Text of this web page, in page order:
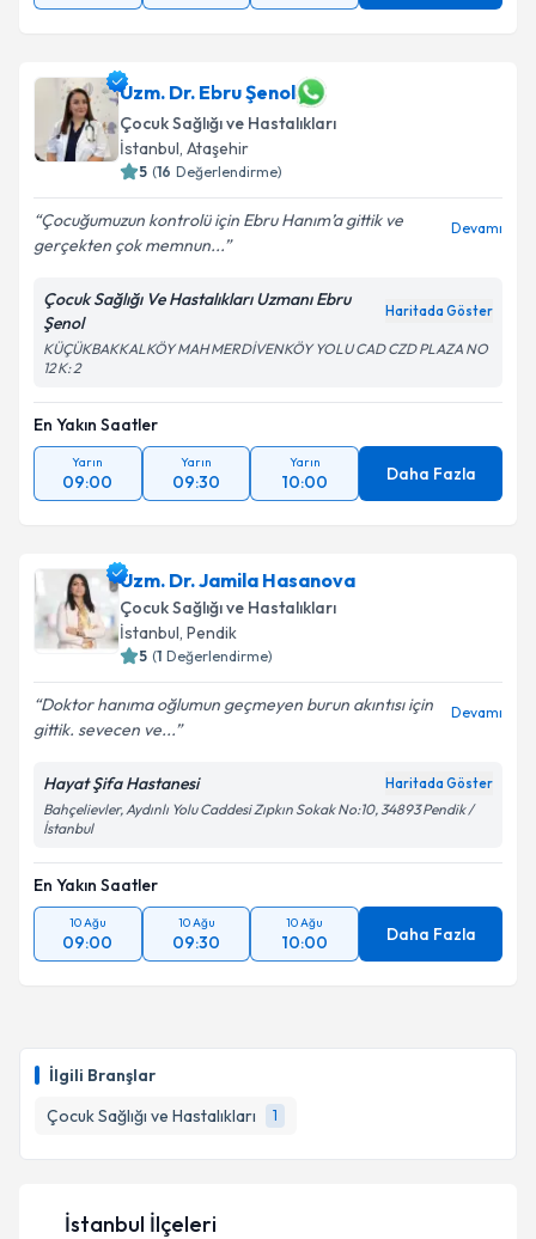
İlgili Branşlar
Çocuk Sağlığı ve Hastalıkları
1
Uzm. Dr. Ebru Şenol
Çocuk Sağlığı ve Hastalıkları
İstanbul, Ataşehir
5 (16 Değerlendirme)
Çocuğumuzun kontrolü için Ebru Hanım’a gittik ve
gerçekten çok memnun...
Devamı
Çocuk Sağlığı Ve Hastalıkları Uzmanı Ebru
Şenol
Haritada Göster
KÜÇÜKBAKKALKÖY MAH MERDİVENKÖY YOLU CAD CZD PLAZA NO
12 K: 2
En Yakın Saatler
Yarın
09:00
Yarın
09:30
Yarın
10:00 Daha Fazla
Uzm. Dr. Jamila Hasanova
Çocuk Sağlığı ve Hastalıkları
İstanbul, Pendik
5 (1 Değerlendirme)
Doktor hanıma oğlumun geçmeyen burun akıntısı için
gittik. sevecen ve...
Devamı
Hayat Şifa Hastanesi Haritada Göster
Bahçelievler, Aydınlı Yolu Caddesi Zıpkın Sokak No:10, 34893 Pendik /
İstanbul
En Yakın Saatler
10 Ağu
09:00
10 Ağu
09:30
10 Ağu
10:00 Daha Fazla
İstanbul İlçeleri